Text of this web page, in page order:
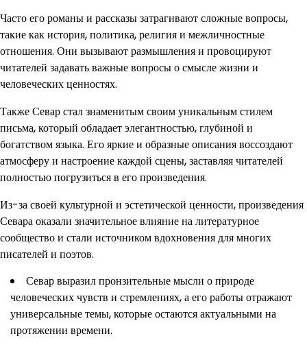
Часто его романы и рассказы затрагивают сложные вопросы,
такие как история, политика, религия и межличностные
отношения. Они вызывают размышления и провоцируют
читателей задавать важные вопросы о смысле жизни и
человеческих ценностях.
Также Севар стал знаменитым своим уникальным стилем
письма, который обладает элегантностью, глубиной и
богатством языка. Его яркие и образные описания воссоздают
атмосферу и настроение каждой сцены, заставляя читателей
полностью погрузиться в его произведения.
Из-за своей культурной и эстетической ценности, произведения
Севара оказали значительное влияние на литературное
сообщество и стали источником вдохновения для многих
писателей и поэтов.
Севар выразил пронзительные мысли о природе
человеческих чувств и стремлениях, а его работы отражают
универсальные темы, которые остаются актуальными на
протяжении времени.